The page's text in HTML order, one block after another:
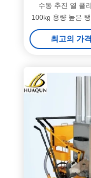
수동 추진 열 플
100kg 용량 높은
최고의 가